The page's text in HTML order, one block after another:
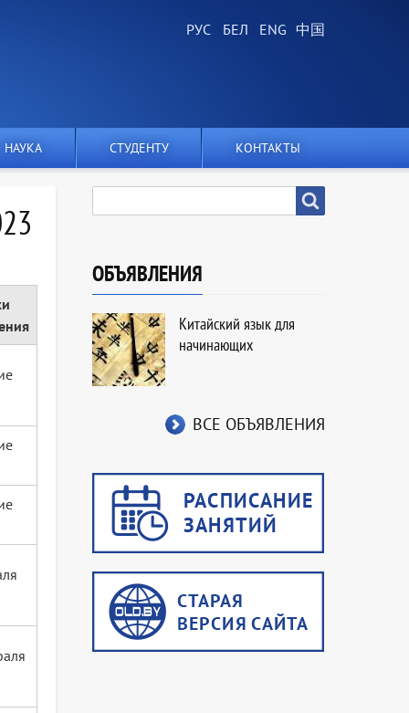
НАУКА СТУДЕНТУ КОНТАКТЫ
ОБЪЯВЛЕНИЯ
Китайский язык для
начинающих
ВСЕ ОБЪЯВЛЕНИЯ